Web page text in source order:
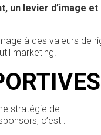
un levier d’image et
à des valeurs de
marketing.
stratégie de
c’est :